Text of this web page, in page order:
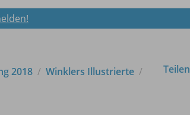
2018
Winklers Illustrierte
Teilen